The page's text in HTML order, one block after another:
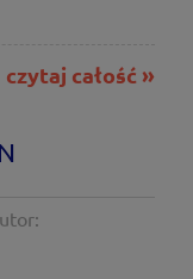
czytaj całość »